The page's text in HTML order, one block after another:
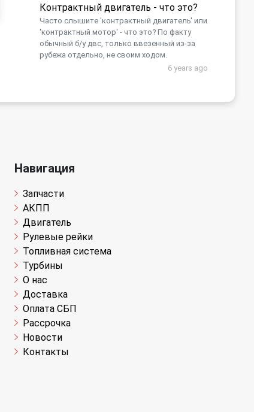
Контрактный двигатель - что это?
Часто слышите 'контрактный двигатель' или
'контрактный мотор' - что это? По факту
обычный б/у двс, только ввезенный из-за
рубежа отдельно, не своим ходом.
6 years ago
Навигация
Запчасти
АКПП
Двигатель
Рулевые рейки
Топливная система
Турбины
О нас
Доставка
Оплата СБП
Рассрочка
Новости
Контакты